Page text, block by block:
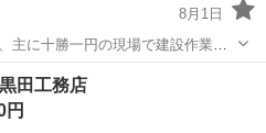
8月1日
主に十勝一円の現場で建設作業員
宅、建築基礎工事一式 〇農業施設
業員、鉄筋作業員、様々な部署で
田工務店
円